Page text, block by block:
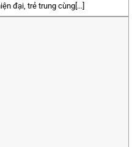
đại, trẻ trung cùng[...]